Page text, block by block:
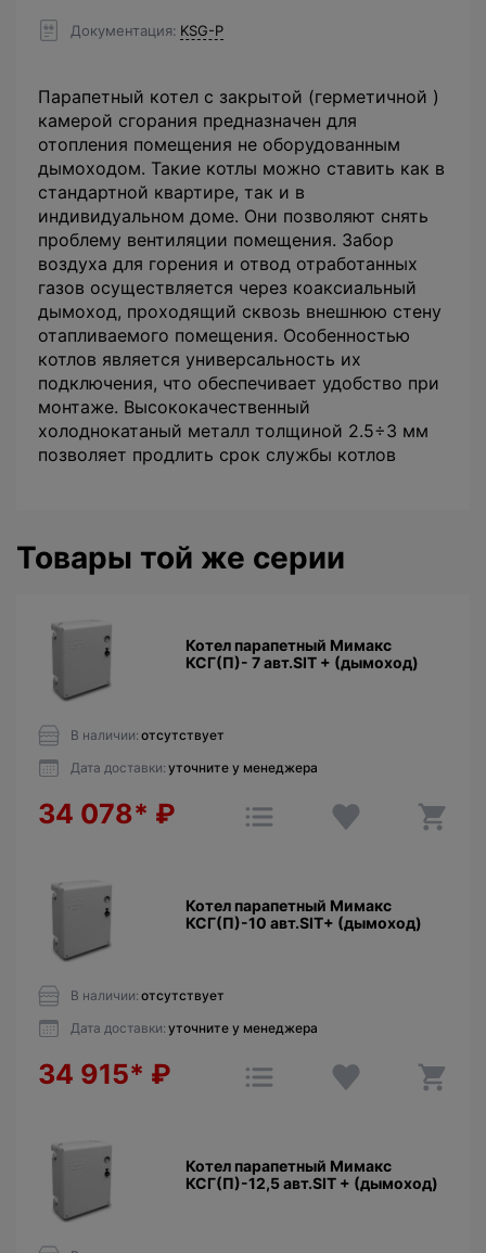
Документация KSG-P
Парапетный котел с закрытой (герметичной )
камерой сгорания предназначен для
отопления помещения не оборудованным
дымоходом. Такие котлы можно ставить как в
стандартной квартире, так и в
индивидуальном доме. Они позволяют снять
проблему вентиляции помещения. Забор
воздуха для горения и отвод отработанных
газов осуществляется через коаксиальный
дымоход, проходящий сквозь внешнюю стену
отапливаемого помещения. Особенностью
котлов является универсальность их
подключения, что обеспечивает удобство при
монтаже. Высококачественный
холоднокатаный металл толщиной 2.5÷3 мм
позволяет продлить срок службы котлов
Товары той же серии
Котел парапетный Мимакс
КСГ(П)- 7 авт.SIT + (дымоход)
В наличии: отсутствует
Дата доставки: уточните у менеджера
34 078* ₽
Котел парапетный Мимакс
КСГ(П)-10 авт.SIT+ (дымоход)
В наличии: отсутствует
Дата доставки: уточните у менеджера
34 915* ₽
Котел парапетный Мимакс
КСГ(П)-12,5 авт.SIT + (дымоход)